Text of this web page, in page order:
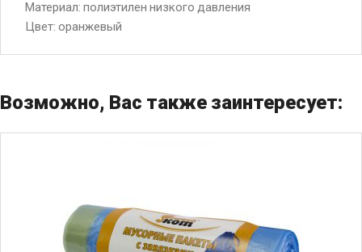
Материал: полиэтилен низкого давления
Цвет: оранжевый
Возможно, Вас также заинтересует: